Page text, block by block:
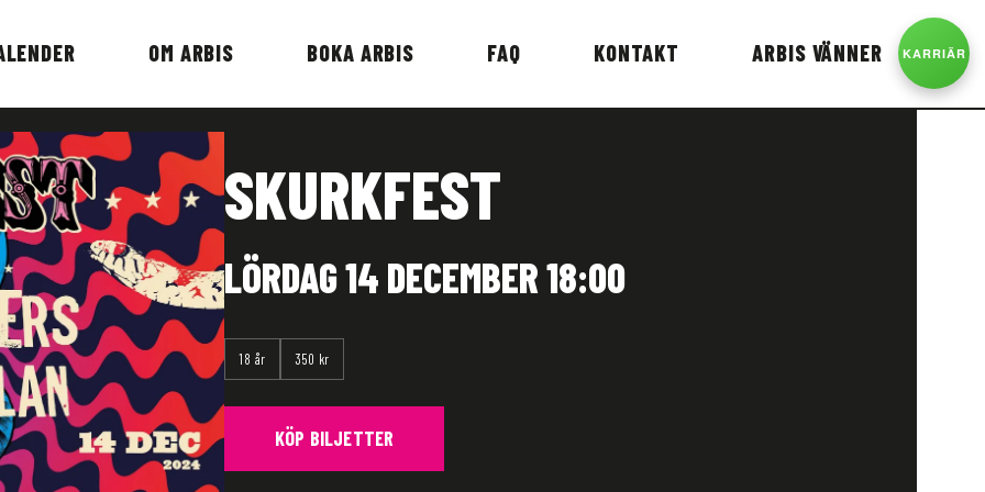
OM ARBIS BOKA ARBIS FAQ KONTAKT ARBIS VÄNNER
SKURKFEST
LÖRDAG 14 DECEMBER 18:00
18 år 350 kr
KÖP BILJETTER
KARRIÄR